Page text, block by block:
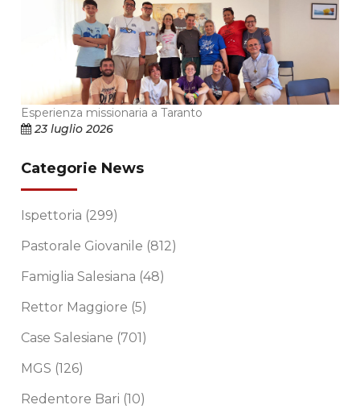
Esperienza missionaria a Taranto
23 luglio 2026
Categorie News
Ispettoria (299)
Pastorale Giovanile (812)
Famiglia Salesiana (48)
Rettor Maggiore (5)
Case Salesiane (701)
MGS (126)
Redentore Bari (10)